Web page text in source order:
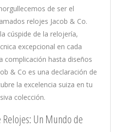
de ser el
relojes Jacob & Co.
cúspide de la relojería,
excepcional en cada
complicación hasta diseños
& Co es una declaración de
la excelencia suiza en tu
colección.
Un Mundo de